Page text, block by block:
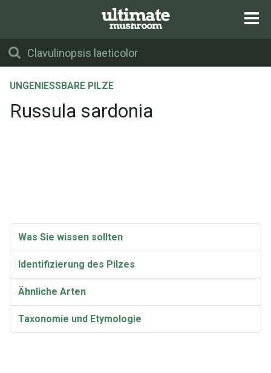
UNGENIESSBARE PILZE
Russula sardonia
Was Sie wissen sollten
Identifizierung des Pilzes
Ähnliche Arten
Taxonomie und Etymologie